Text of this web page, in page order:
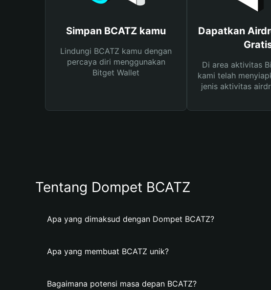
Simpan BCATZ kamu
Lindungi BCATZ kamu dengan
percaya diri menggunakan
Bitget Wallet
Dapatkan
Di area aktivitas
kami telah
jenis aktivitas
Tentang Dompet BCATZ
Apa yang dimaksud dengan Dompet BCATZ?
Apa yang membuat BCATZ unik?
Bagaimana potensi masa depan BCATZ?